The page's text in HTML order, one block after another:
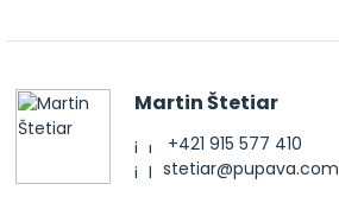
Martin Štetiar
+421 915 577 410
stetiar@pupava.com